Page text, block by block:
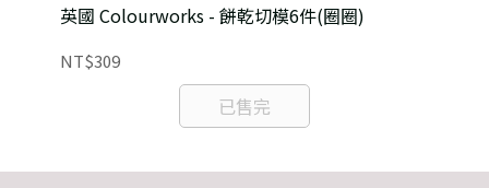
英國 Colourworks - 餅乾切模6件(圈圈)
NT$309
已售完